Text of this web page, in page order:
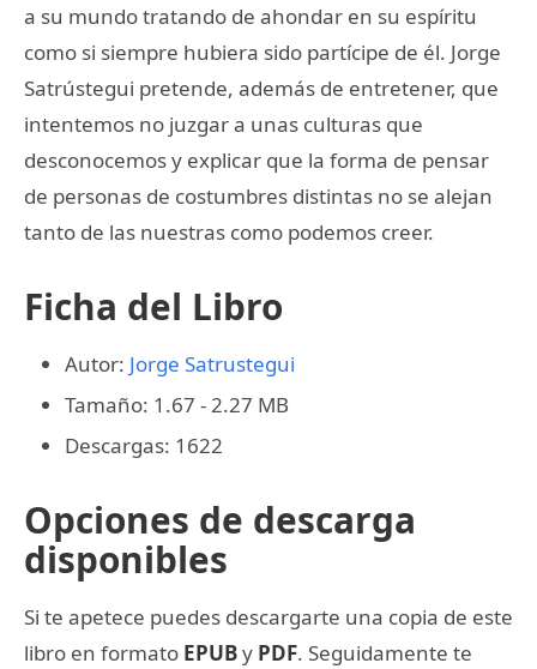
a su mundo tratando de ahondar en su espíritu
como si siempre hubiera sido partícipe de él. Jorge
Satrústegui pretende, además de entretener, que
intentemos no juzgar a unas culturas que
desconocemos y explicar que la forma de pensar
de personas de costumbres distintas no se alejan
tanto de las nuestras como podemos creer.
Ficha del Libro
Autor: Jorge Satrustegui
Tamaño: 1.67 - 2.27 MB
Descargas: 1622
Opciones de descarga
disponibles
Si te apetece puedes descargarte una copia de este
libro en formato EPUBy PDF. Seguidamente te